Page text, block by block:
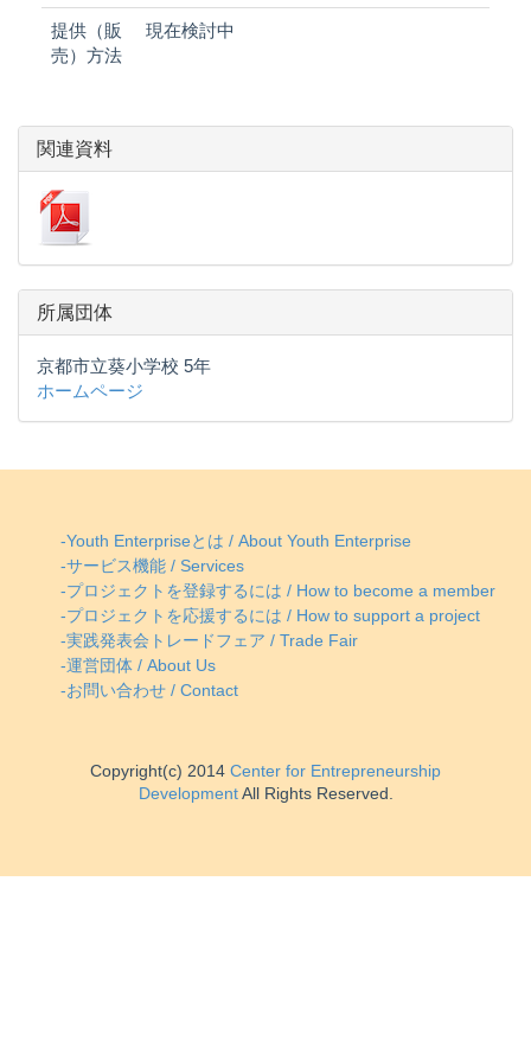
提供（販
売）方法
現在検討中
関連資料
所属団体
京都市立葵小学校 5年
ホームページ
-Youth Enterpriseとは / About Youth Enterprise
-サービス機能 / Services
-プロジェクトを登録するには / How to become a member
-プロジェクトを応援するには / How to support a project
-実践発表会トレードフェア / Trade Fair
-運営団体 / About Us
-お問い合わせ / Contact
Copyright(c) 2014 Center for Entrepreneurship
DevelopmentAll Rights Reserved.